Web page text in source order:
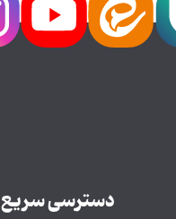
دسترسی سریع